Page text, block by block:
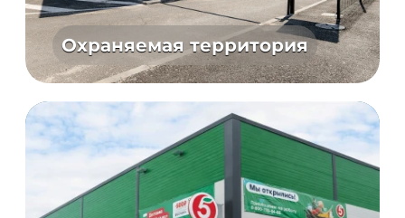
Охраняемая территория